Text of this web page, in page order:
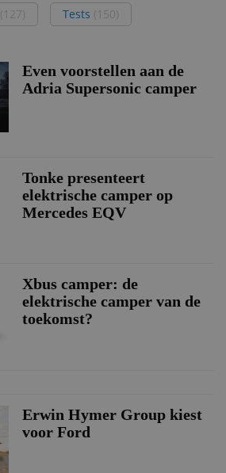
(127) Tests (150)
Even voorstellen aan de
Adria Supersonic camper
Tonke presenteert
elektrische camper op
Mercedes EQV
Xbus camper: de
elektrische camper van de
toekomst?
Erwin Hymer Group kiest
voor Ford